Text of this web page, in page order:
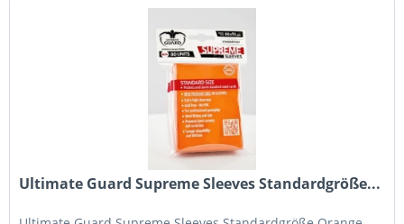
Ultimate Guard Supreme Sleeves Standardgröße...